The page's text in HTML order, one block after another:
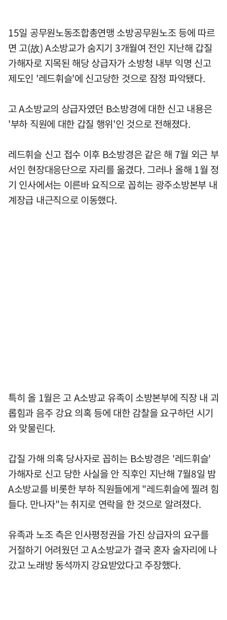
15일 공무원노동조합총연맹 소방공무원노조 등에 따르
면 고(故) A소방교가 숨지기 3개월여 전인 지난해 갑질
가해자로 지목된 해당 상급자가 소방청 내부 익명 신고
제도인 '레드휘슬'에 신고당한 것으로 잠정 파악됐다.
고 A소방교의 상급자였던 B소방경에 대한 신고 내용은
'부하 직원에 대한 갑질 행위'인 것으로 전해졌다.
레드휘슬 신고 접수 이후 B소방경은 같은 해 7월 외근 부
서인 현장대응단으로 자리를 옮겼다. 그러나 올해 1월 정
기 인사에서는 이른바 요직으로 꼽히는 광주소방본부 내
계장급 내근직으로 이동했다.
특히 올 1월은 고 A소방교 유족이 소방본부에 직장 내 괴
롭힘과 음주 강요 의혹 등에 대한 감찰을 요구하던 시기
와 맞물린다.
갑질 가해 의혹 당사자로 꼽히는 B소방경은 '레드휘슬'
가해자로 신고 당한 사실을 안 직후인 지난해 7월8일 밤
A소방교를 비롯한 부하 직원들에게 "레드휘슬에 찔려 힘
들다. 만나자"는 취지로 연락을 한 것으로 알려졌다.
유족과 노조 측은 인사평정권을 가진 상급자의 요구를
거절하기 어려웠던 고 A소방교가 결국 혼자 술자리에 나
갔고 노래방 동석까지 강요받았다고 주장했다.